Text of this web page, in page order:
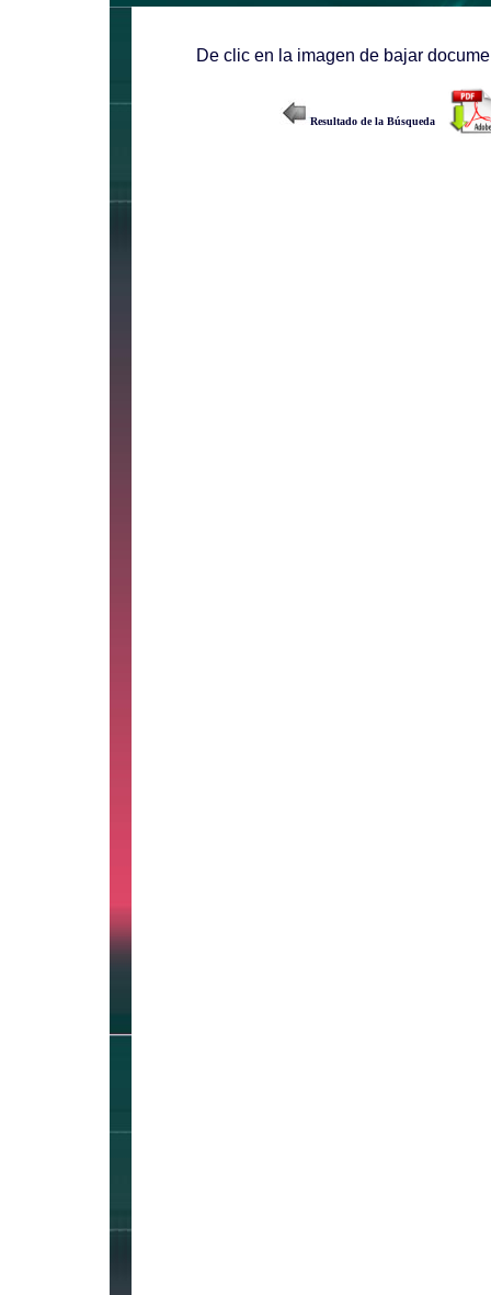
De clic en la imagen de bajar
Resultado de la Búsqueda